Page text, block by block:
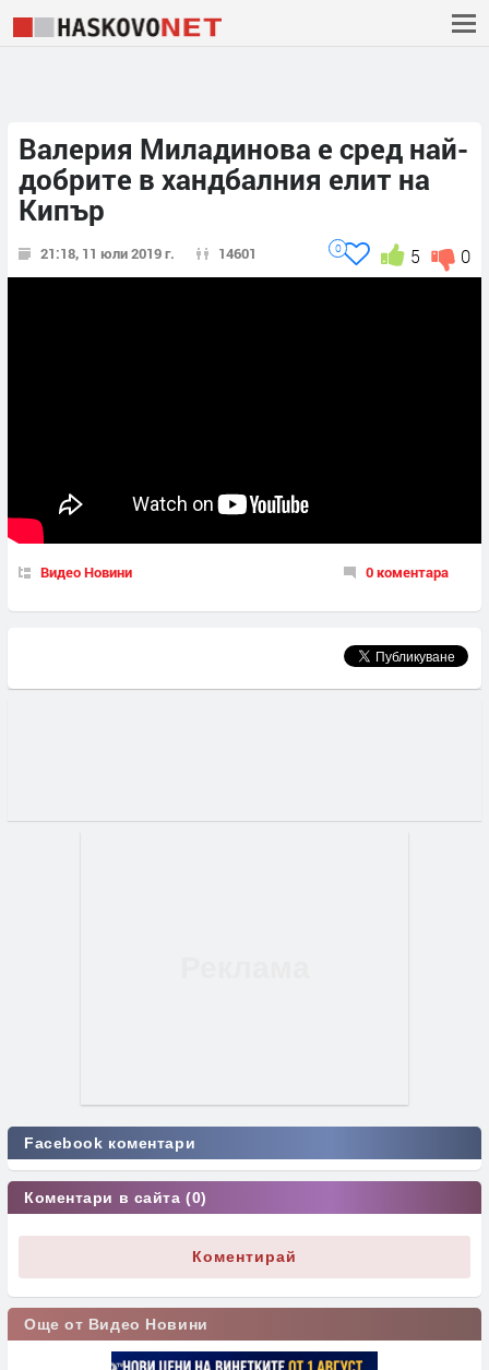
Валерия Миладинова е сред най-
добрите в хандбалния елит на
Кипър
21:18, 11 юли 2019 г. 14601 0
5
0
Видео Новини 0 коментара
Facebook коментари
Коментари в сайта (0)
Коментирай
Още от Видео Новини